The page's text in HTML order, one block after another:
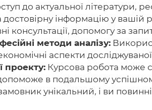
до актуальної літератури,
інформацію у вашій
допомогу за
методи аналізу:
аспекти
проекту: Курсова робота може
допоможе в подальшому
унікальний, і ви